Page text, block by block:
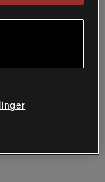
fra Röhnisch